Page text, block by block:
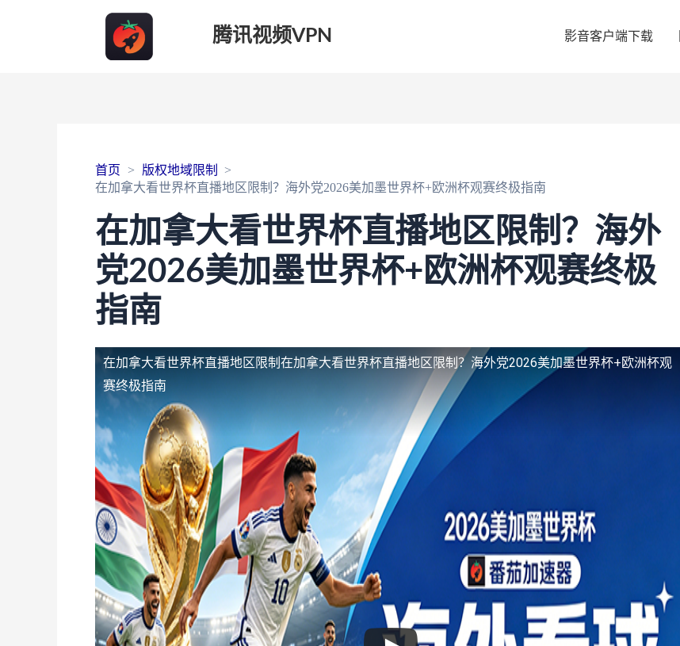
腾讯视频VPN 影音客户端下载
首页
版权地域限制
在加拿大看世界杯直播地区限制？海外党2026美加墨世界杯+欧洲杯观赛终极指南
在加拿大看世界杯直播地区限制？海外
党2026美加墨世界杯+欧洲杯观赛终极
指南
在加拿大看世界杯直播地区限制 在加拿大看世界杯直播地区限制？海外党2026美加墨世界杯+欧洲杯观
赛终极指南